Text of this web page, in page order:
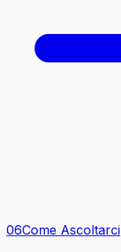
06Come Ascoltarci